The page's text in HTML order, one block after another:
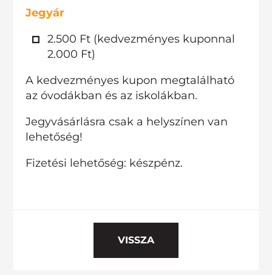
Jegyár
2.500 Ft (kedvezményes kuponnal
2.000 Ft)
A kedvezményes kupon megtalálható
az óvodákban és az iskolákban.
Jegyvásárlásra csak a helyszínen van
lehetőség!
Fizetési lehetőség: készpénz.
VISSZA